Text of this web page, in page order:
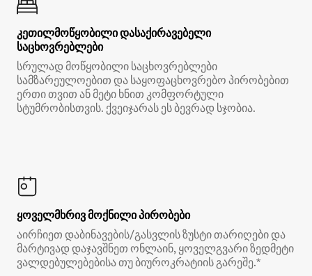
კეთილმოწყობილი დასაქირავებელი
საცხოვრებლები
სრულად მოწყობილი საცხოვრებლები
სამზარეულოებით და საყოფაცხოვრებო პირობებით
ერთი თვით ან მეტი ხნით კომფორტული
სტუმრობისთვის. ქვეიჯარას ეს ბევრად სჯობია.
ყოველმხრივ მოქნილი პირობები
აირჩიეთ დაბინავების/გასვლის ზუსტი თარიღები და
მარტივად დაჯავშნეთ ონლაინ, ყოველგვარი ზედმეტი
ვალდებულებებისა თუ ბიუროკრატიის გარეშე.*